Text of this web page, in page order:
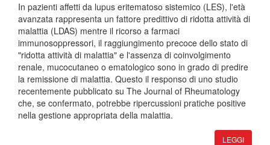
In pazienti affetti da lupus eritematoso sistemico (LES), l'età
avanzata rappresenta un fattore predittivo di ridotta attività di
malattia (LDAS) mentre il ricorso a farmaci
immunosoppressori, il raggiungimento precoce dello stato di
"ridotta attività di malattia" e l'assenza di coinvolgimento
renale, mucocutaneo o ematologico sono in grado di predire
la remissione di malattia. Questo il responso di uno studio
recentemente pubblicato su The Journal of Rheumatology
che, se confermato, potrebbe ripercussioni pratiche positive
nella gestione appropriata della malattia.
LEGGI